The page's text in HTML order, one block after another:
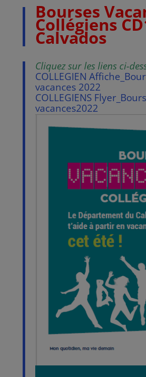
Bourses
Collégiens
Calvados
Cliquez sur les liens ci-
COLLEGIEN
vacances 2022
COLLEGIENS
vacances2022